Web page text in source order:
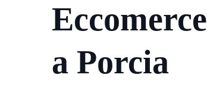
Eccomerce
a Porcia